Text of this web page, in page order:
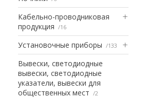
Кабельно-проводниковая
продукция
16
Установочные приборы 133
Вывески, светодиодные
вывески, светодиодные
указатели, вывески для
общественных мест
2